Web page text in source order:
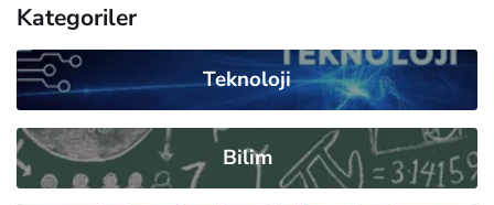
Kategoriler
Teknoloji
Bilim